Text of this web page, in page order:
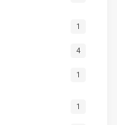
1
4
1
1